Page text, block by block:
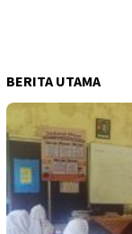
BERITA UTAMA